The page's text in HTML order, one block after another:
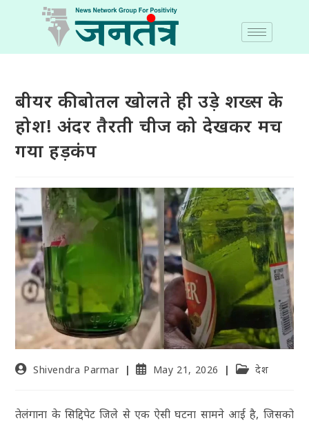
बीयर की बोतल खोलते ही उड़े शख्स के
होश! अंदर तैरती चीज को देखकर मच
गया हड़कंप
Shivendra Parmar May 21, 2026 देश
तेलंगाना के सिद्दिपेट जिले से एक ऐसी घटना सामने आई है, जिसको